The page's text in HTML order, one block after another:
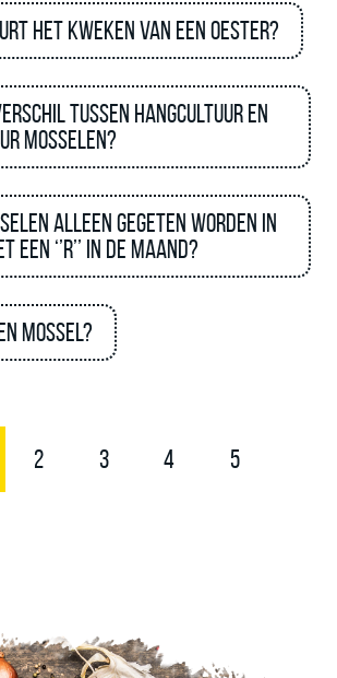
het kweken van een oester?
tussen hangcultuur en
mosselen?
alleen gegeten worden in
een ‘’R’’ in de maand?
mossel?
2 3 4 5